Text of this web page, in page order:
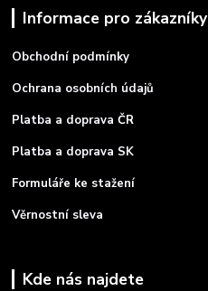
Informace pro zákazníky
Obchodní podmínky
Ochrana osobních údajů
Platba a doprava ČR
Platba a doprava SK
Formuláře ke stažení
Věrnostní sleva
Kde nás najdete